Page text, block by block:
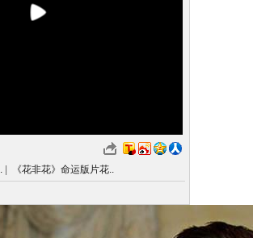
《花非花》命运版片花..